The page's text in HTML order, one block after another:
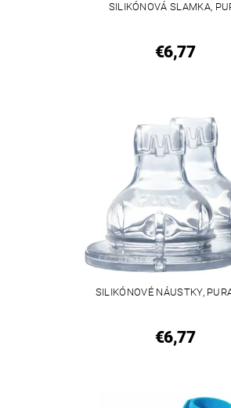
SILIKÓNOVÁ SLAMKA,
€6,77
SILIKÓNOVÉ NÁUSTKY,
€6,77